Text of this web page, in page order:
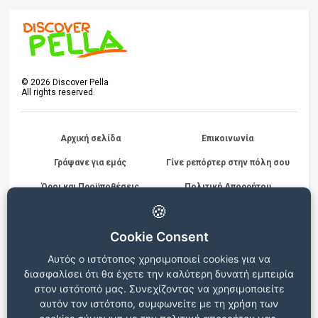
🍪
Cookie Consent
Αυτός ο ιστότοπος χρησιμοποιεί cookies για να
διασφαλίσει ότι θα έχετε την καλύτερη δυνατή εμπειρία
στον ιστότοπό μας. Συνεχίζοντας να χρησιμοποιείτε
αυτόν τον ιστότοπο, συμφωνείτε με τη χρήση των
© 2026 Discover Pella
All rights reserved.
Αρχική σελίδα Επικοινωνία
Γράψανε για εμάς Γίνε ρεπόρτερ στην πόλη σου
Όροι και Προϋποθέσεις
Πολιτική Απορρήτου
Ο ιστότοπος βρίσκεται σε δοκιμαστική λειτουργία, για
οποιεσδήποτε παρατηρήσεις ή προβλήματα επικοινωνήστε στο
info@discoverpella.gr